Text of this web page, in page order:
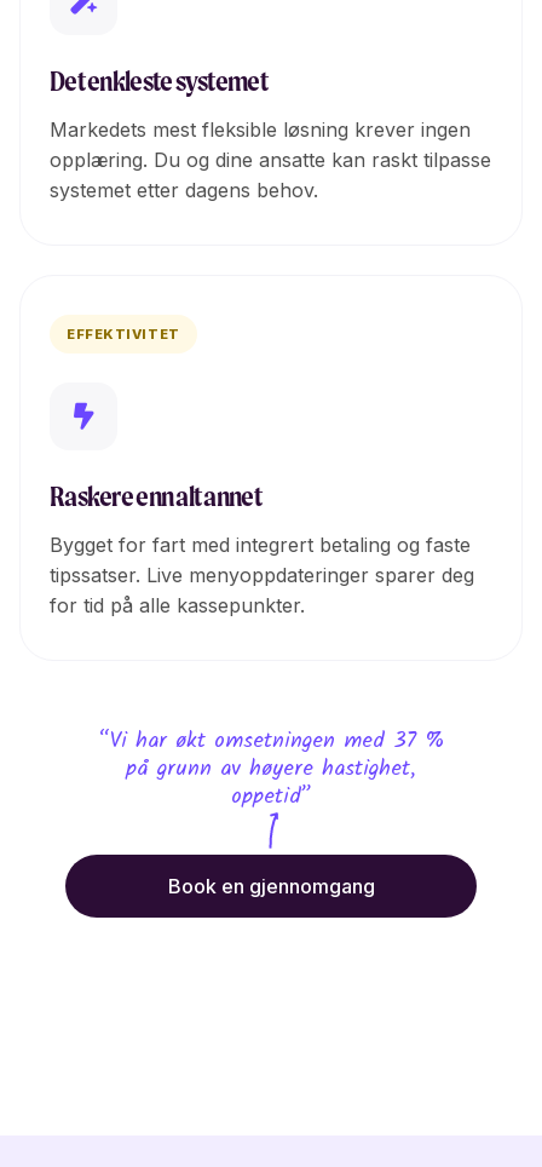
Det enkleste systemet
Markedets mest fleksible løsning krever ingen
opplæring. Du og dine ansatte kan raskt tilpasse
systemet etter dagens behov.
EFFEKTIVITET
Raskere enn alt annet
Bygget for fart med integrert betaling og faste
tipssatser. Live menyoppdateringer sparer deg
for tid på alle kassepunkter.
“Vi har økt omsetningen med 37 %
på grunn av høyere hastighet,
oppetid”
Book en gjennomgang